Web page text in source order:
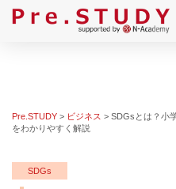
Pre.STUDY > ビジネス > SDGsとは？小
をわかりやすく解説
SDGs